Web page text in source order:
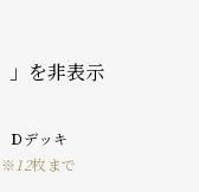
」を非表示
Ｄデッキ
※ 12枚まで